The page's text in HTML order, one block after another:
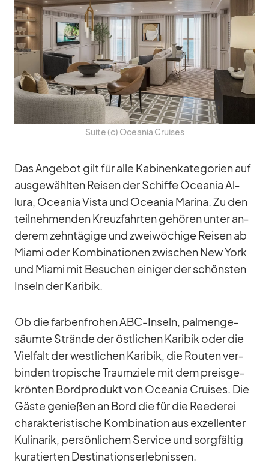
Suite (c) Ocea­nia Crui­ses
Das An­ge­bot gilt für alle Ka­bi­nen­ka­te­go­rien auf
aus­ge­wähl­ten Rei­sen der Schiffe Ocea­nia Al­
lura, Ocea­nia Vista und Ocea­nia Ma­rina. Zu den
teil­neh­men­den Kreuz­fahr­ten ge­hö­ren un­ter an­
de­rem zehn­tä­gige und zwei­wö­chige Rei­sen ab
Mi­ami oder Kom­bi­na­tio­nen zwi­schen New York
und Mi­ami mit Be­su­chen ei­ni­ger der schöns­ten
In­seln der Ka­ri­bik.
Ob die far­ben­fro­hen ABC-In­seln, pal­men­ge­
säumte Strände der öst­li­chen Ka­ri­bik oder die
Viel­falt der west­li­chen Ka­ri­bik, die Rou­ten ver­
bin­den tro­pi­sche Traum­ziele mit dem preis­ge­
krön­ten Bord­pro­dukt von Ocea­nia Crui­ses. Die
Gäste ge­nie­ßen an Bord die für die Ree­de­rei
cha­rak­te­ris­ti­sche Kom­bi­na­tion aus ex­zel­len­ter
Ku­li­na­rik, per­sön­li­chem Ser­vice und sorg­fäl­tig
ku­ra­tier­ten De­sti­na­ti­ons­er­leb­nis­sen.